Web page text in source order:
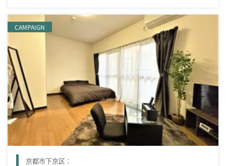
CAMPAIGN
京都市下京区：